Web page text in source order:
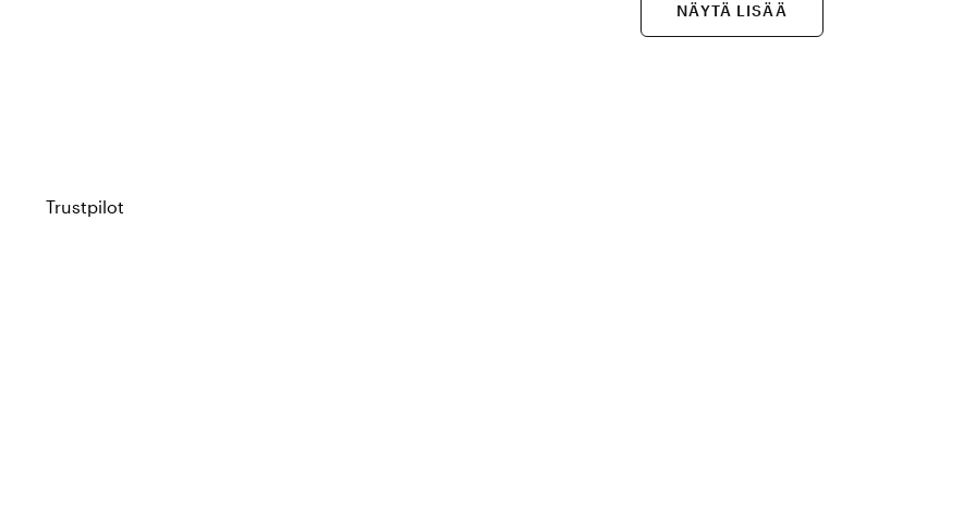
NÄYTÄ LISÄÄ
Trustpilot